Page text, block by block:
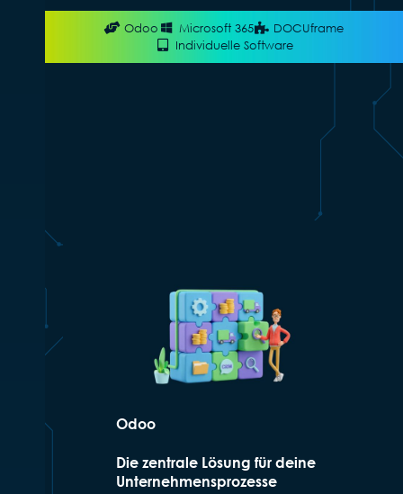
Odoo Microsoft 365
DOCUframe
Individuelle Software
Odoo
Die zentrale Lösung für deine
Unternehmensprozesse